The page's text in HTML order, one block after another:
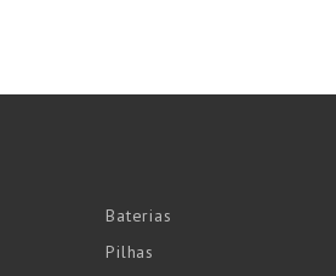
Baterias
Pilhas